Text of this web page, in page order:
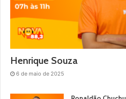
Henrique Souza
6 de maio de 2025